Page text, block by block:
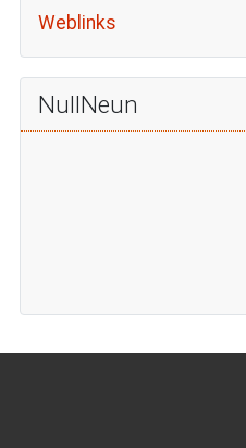
Weblinks
NullNeun